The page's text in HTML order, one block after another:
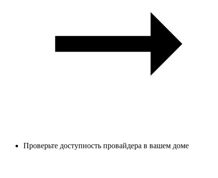
Проверьте доступность провайдера в вашем доме